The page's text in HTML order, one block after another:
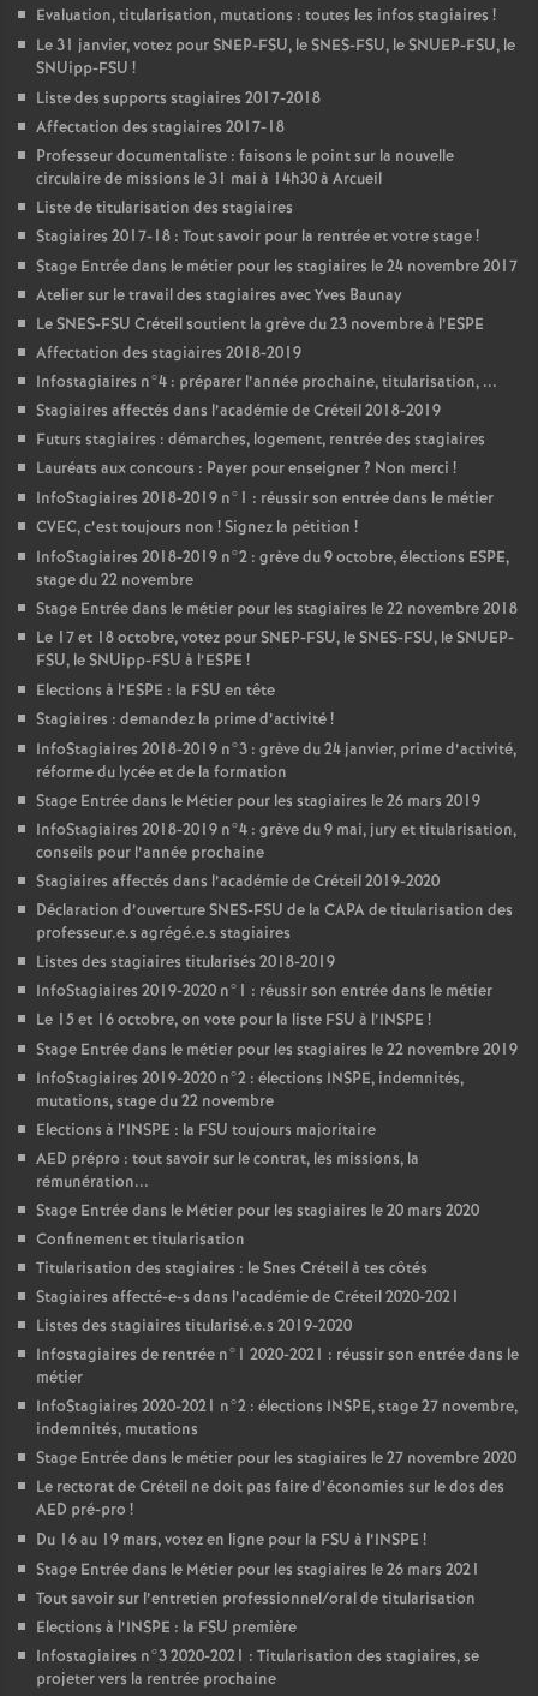
Evaluation, titularisation, mutations : toutes les infos stagiaires !
Le 31 janvier, votez pourSNEP-FSU, leSNES-FSU, leSNUEP-FSU, le
SNUipp-FSU !
Liste des supports stagiaires 2017-2018
Affectation des stagiaires 2017-18
Professeur documentaliste : faisons le point sur la nouvelle
circulaire de missions le 31 mai à 14h30 à Arcueil
Liste de titularisation des stagiaires
Stagiaires 2017-18 : Tout savoir pour la rentrée et votre stage!
Stage Entrée dans le métier pour les stagiaires le 24 novembre 2017
Atelier sur le travail des stagiaires avec Yves Baunay
LeSNES-FSU Créteil soutient la grève du 23 novembre à l’ESPE
Affectation des stagiaires 2018-2019
Infostagiaires n°4 : préparer l’année prochaine, titularisation, ...
Stagiaires affectés dans l’académie de Créteil 2018-2019
Futurs stagiaires : démarches, logement, rentrée des stagiaires
Lauréats aux concours : Payer pour enseigner? Non merci !
InfoStagiaires 2018-2019 n°1 : réussir son entrée dans le métier
CVEC, c’est toujours non ! Signez la pétition !
InfoStagiaires 2018-2019 n°2 : grève du 9 octobre, élections ESPE,
stage du 22 novembre
Stage Entrée dans le métier pour les stagiaires le 22 novembre 2018
Le 17 et 18 octobre, votez pourSNEP-FSU, leSNES-FSU, leSNUEP-
FSU, le SNUipp-FSU à l’ESPE !
Elections à l’ESPE : la FSU en tête
Stagiaires : demandez la prime d’activité!
InfoStagiaires 2018-2019 n°3 : grève du 24 janvier, prime d’activité,
réforme du lycée et de la formation
Stage Entrée dans le Métier pour les stagiaires le 26 mars 2019
InfoStagiaires 2018-2019 n°4 : grève du 9 mai, jury et titularisation,
conseils pour l’année prochaine
Stagiaires affectés dans l’académie de Créteil 2019-2020
Déclaration d’ouvertureSNES-FSU de la CAPAde titularisation des
professeur.e.s agrégé.e.s stagiaires
Listes des stagiaires titularisés 2018-2019
InfoStagiaires 2019-2020 n°1 : réussir son entrée dans le métier
Le 15 et 16 octobre, on vote pour la liste FSU à l’INSPE !
Stage Entrée dans le métier pour les stagiaires le 22 novembre 2019
InfoStagiaires 2019-2020 n°2 : élections INSPE, indemnités,
mutations, stage du 22 novembre
Elections à l’INSPE : la FSU toujours majoritaire
AED prépro : tout savoir sur le contrat, les missions, la
rémunération...
Stage Entrée dans le Métier pour les stagiaires le 20 mars 2020
Confinement et titularisation
Titularisation des stagiaires : le Snes Créteil à tes côtés
Stagiaires affecté-e-s dans l’académie de Créteil 2020-2021
Listes des stagiaires titularisé.e.s 2019-2020
Infostagiaires de rentrée n°1 2020-2021 : réussir son entrée dans le
métier
InfoStagiaires 2020-2021 n°2 : élections INSPE, stage 27 novembre,
indemnités, mutations
Stage Entrée dans le métier pour les stagiaires le 27 novembre 2020
Le rectorat de Créteil ne doit pas faire d’économies sur le dos des
AED pré-pro !
Du 16 au 19 mars, votez en ligne pour la FSU à l’INSPE !
Stage Entrée dans le Métier pour les stagiaires le 26 mars 2021
Tout savoir sur l’entretien professionnel/oral de titularisation
Elections à l’INSPE : la FSU première
Infostagiaires n°3 2020-2021 : Titularisation des stagiaires, se
projeter vers la rentrée prochaine